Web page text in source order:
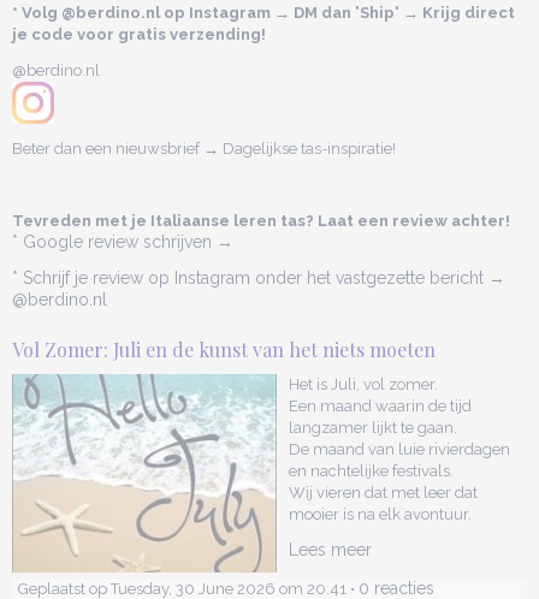
* Volg @berdino.nl op Instagram → DM dan 'Ship' → Krijg direct
je code voor gratis verzending!
@berdino.nl
Beter dan een nieuwsbrief → Dagelijkse tas-inspiratie!
Tevreden met je Italiaanse leren tas? Laat een review achter!
* Google review schrijven →
* Schrijf je review op Instagram onder het vastgezette bericht →
@berdino.nl
Vol Zomer: Juli en de kunst van het niets moeten
Het is Juli, vol zomer.
Een maand waarin de tijd
langzamer lijkt te gaan.
De maand van luie rivierdagen
en nachtelijke festivals.
Wij vieren dat met leer dat
mooier is na elk avontuur.
Lees meer
Geplaatst op Tuesday, 30 June 2026 om 20:41 • 0 reacties